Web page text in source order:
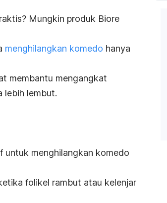
Mungkin produk Biore
menghilangkan komedo hanya
membantu mengangkat
lebih lembut.
untuk menghilangkan komedo
folikel rambut atau kelenjar